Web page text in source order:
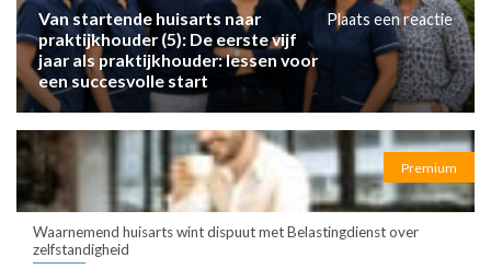
Van startende huisarts naar
praktijkhouder (5): De eerste vijf
jaar als praktijkhouder: lessen voor
een succesvolle start
Plaats een reactie
Premium
Waarnemend huisarts wint dispuut met Belastingdienst over
zelfstandigheid